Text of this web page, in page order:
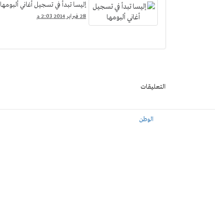
إليسا تبدأ في تسجيل أغاني ألبومها
28 فبراير 2014 2:03 م
التعليقات
الوطن